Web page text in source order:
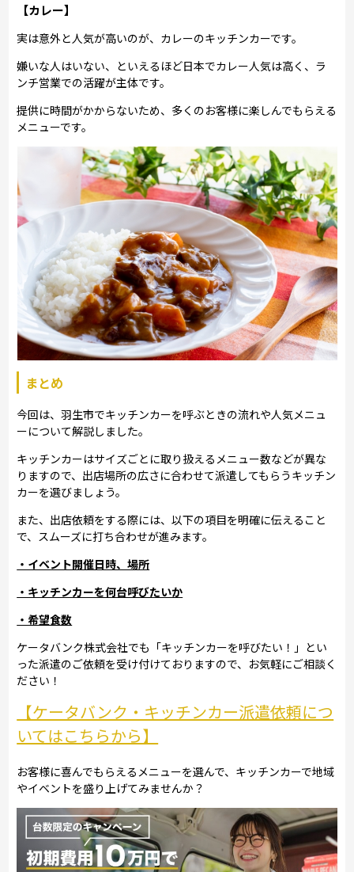
【カレー】
実は意外と人気が高いのが、カレーのキッチンカーです。
嫌いな人はいない、といえるほど日本でカレー人気は高く、ラ
ンチ営業での活躍が主体です。
提供に時間がかからないため、多くのお客様に楽しんでもらえる
メニューです。
まとめ
今回は、羽生市でキッチンカーを呼ぶときの流れや人気メニュ
ーについて解説しました。
キッチンカーはサイズごとに取り扱えるメニュー数などが異な
りますので、出店場所の広さに合わせて派遣してもらうキッチン
カーを選びましょう。
また、出店依頼をする際には、以下の項目を明確に伝えること
で、スムーズに打ち合わせが進みます。
・イベント開催日時、場所
・キッチンカーを何台呼びたいか
・希望食数
ケータバンク株式会社でも「キッチンカーを呼びたい！」とい
った派遣のご依頼を受け付けておりますので、お気軽にご相談く
ださい！
【ケータバンク・キッチンカー派遣依頼につ
いてはこちらから】
お客様に喜んでもらえるメニューを選んで、キッチンカーで地域
やイベントを盛り上げてみませんか？